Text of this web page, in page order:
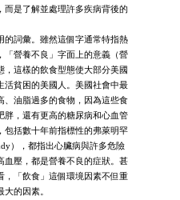
而是了解並處理許多疾病背後的
的詞彙。雖然這個字通常特指熱
「營養不良」字面上的意義（營
這樣的飲食型態使大部分美國
活貧困的美國人。美國社會中最
、油脂過多的食物，因為這些食
胖，還有更高的糖尿病和心血管
包括數十年前指標性的弗萊明罕
），都指出心臟病與許多危險
血壓，都是營養不良的症狀。甚
，「飲食」這個環境因素不但重
的因素。